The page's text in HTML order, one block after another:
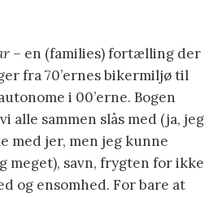
– en (families) fortælling der
fra 70’ernes bikermiljø til
i 00’erne. Bogen
alle sammen slås med (ja, jeg
med jer, men jeg kunne
meget), savn, frygten for ikke
og ensomhed. For bare at